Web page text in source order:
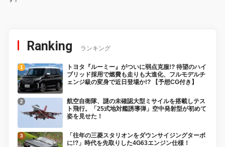
Ranking ランキング
トヨタ『ルーミー』がついに弱点克服!? 待望のハイ
ブリッド採用で燃費も走りも大進化、フルモデルチ
ェンジ級の変身で近日登場か!? 【予想CG付き】
航空自衛隊、謎の未確認大型ミサイルを搭載しテス
ト飛行。「25式地対艦誘導弾」空中発射型が初めて
姿を見せた！
「往年の三菱スタリオンをダウンサイジングターボ
に!?」時代を先取りした4G63エンジン仕様！